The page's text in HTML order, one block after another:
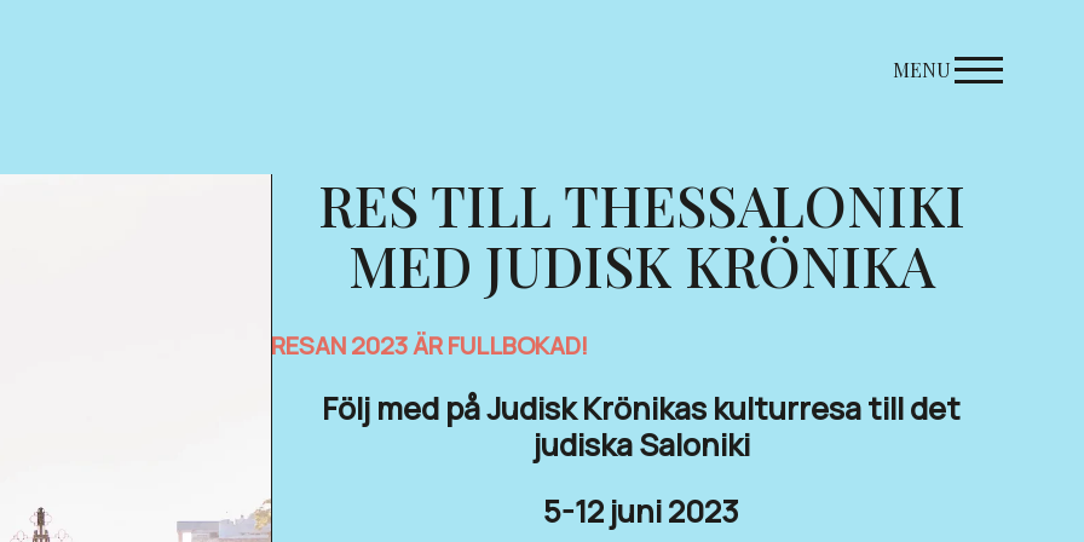
MENU
RES TILL THESSALONIKI
MED JUDISK KRÖNIKA
RESAN 2023 ÄR FULLBOKAD!
Följ med på Judisk Krönikas kulturresa till det
judiska Saloniki
5-12 juni 2023